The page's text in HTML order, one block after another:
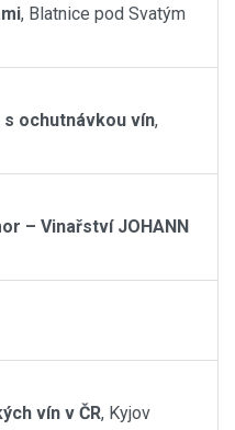
, Blatnice pod Svatým
ochutnávkou vín,
– Vinařství JOHANN
vín v ČR, Kyjov